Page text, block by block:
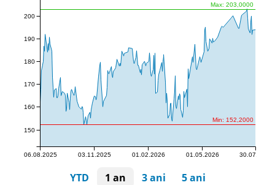
Min: 152,2000
Max: 203,0000
06.08.2025 03.11.2025 01.02.2026 01.05.2026 30.07.2026
150
160
170
180
190
200
YTD 1 an 3 ani 5 ani